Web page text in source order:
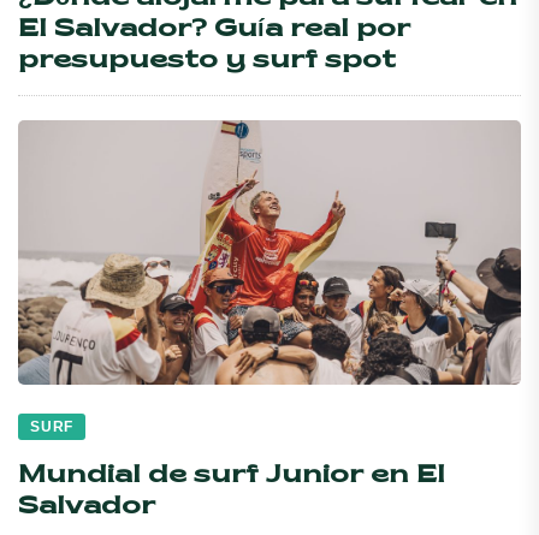
El Salvador? Guía real por
presupuesto y surf spot
SURF
Mundial de surf Junior en El
Salvador